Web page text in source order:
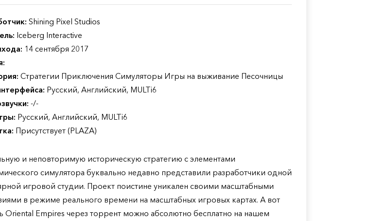
Shining Pixel Studios
Iceberg Interactive
14 сентября 2017
Стратегии Приключения Симуляторы Игры на выживание Песочницы
Русский, Английский, MULTi6
-/-
Русский, Английский, MULTi6
Присутствует (PLAZA)
и неповторимую историческую стратегию с элементами
симулятора буквально недавно представили разработчики одной
игровой студии. Проект поистине уникален своими масштабными
в режиме реального времени на масштабных игровых картах. А вот
Oriental Empires через торрент можно абсолютно бесплатно на нашем